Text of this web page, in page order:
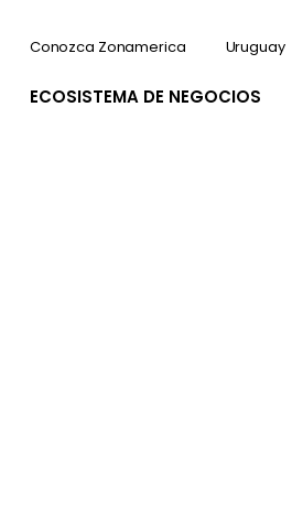
ECOSISTEMA DE NEGOCIOS
Conozca Zonamerica Uruguay